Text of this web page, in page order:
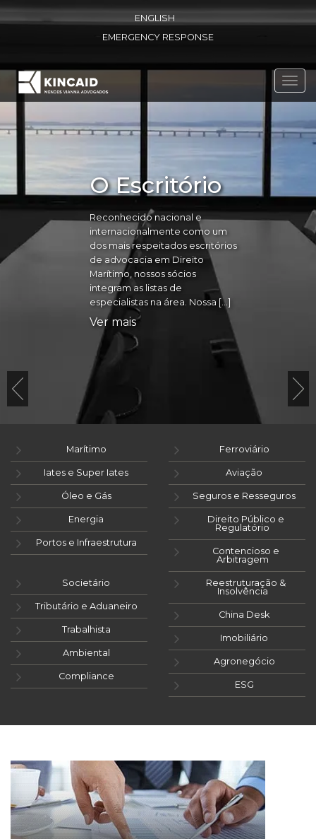
ENGLISH
EMERGENCY RESPONSE
O Escritório
Reconhecido nacional e
internacionalmente como um
dos mais respeitados escritórios
de advocacia em Direito
Marítimo, nossos sócios
integram as listas de
especialistas na área. Nossa […]
Ver mais
Marítimo
Iates e Super Iates
Óleo e Gás
Energia
Portos e Infraestrutura
Ferroviário
Aviação
Seguros e Resseguros
Direito Público e
Regulatório
Contencioso e
Arbitragem
Societário
Tributário e Aduaneiro
Trabalhista
Ambiental
Compliance
Reestruturação &
Insolvência
China Desk
Imobiliário
Agronegócio
ESG